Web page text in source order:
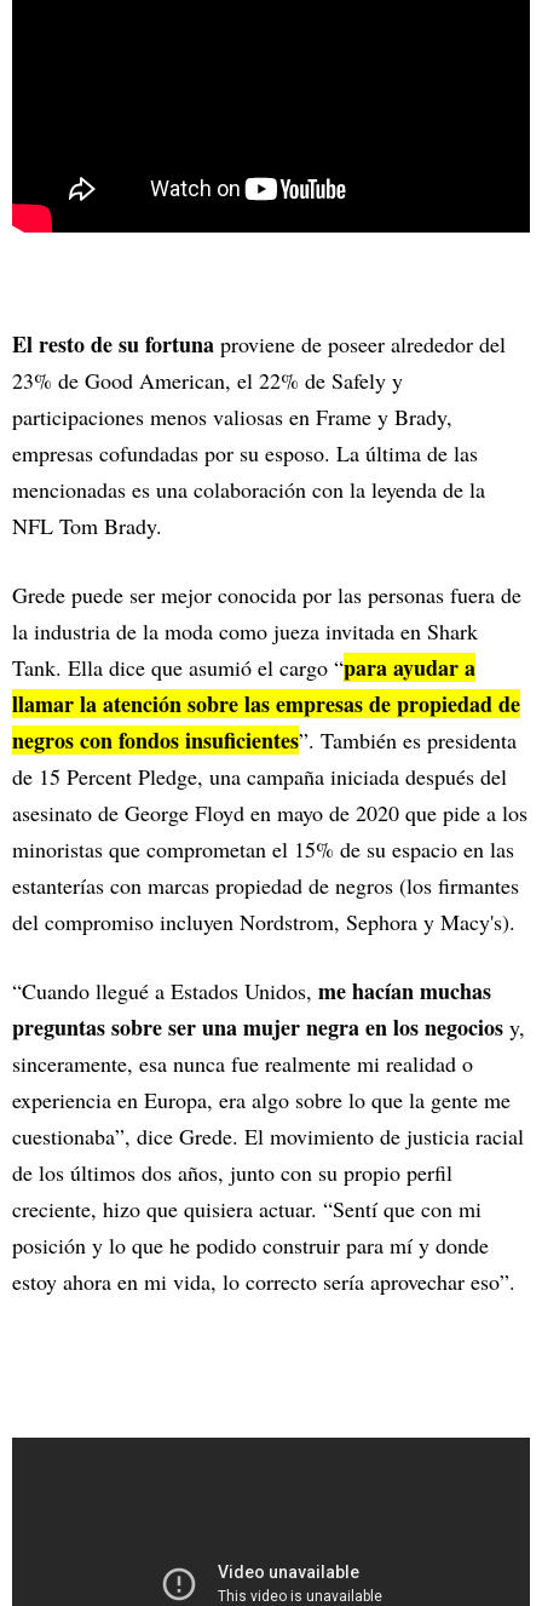
El resto de su fortuna proviene de poseer alrededor del
23% de Good American, el 22% de Safely y
participaciones menos valiosas en Frame y Brady,
empresas cofundadas por su esposo. La última de las
mencionadas es una colaboración con la leyenda de la
NFL Tom Brady.
Grede puede ser mejor conocida por las personas fuera de
la industria de la moda como jueza invitada en Shark
Tank. Ella dice que asumió el cargo “para ayudar a
llamar la atención sobre las empresas de propiedad de
negros con fondos insuficientes”. También es presidenta
de 15 Percent Pledge, una campaña iniciada después del
asesinato de George Floyd en mayo de 2020 que pide a los
minoristas que comprometan el 15% de su espacio en las
estanterías con marcas propiedad de negros (los firmantes
del compromiso incluyen Nordstrom, Sephora y Macy's).
“Cuando llegué a Estados Unidos, me hacían muchas
preguntas sobre ser una mujer negra en los negocios y,
sinceramente, esa nunca fue realmente mi realidad o
experiencia en Europa, era algo sobre lo que la gente me
cuestionaba”, dice Grede. El movimiento de justicia racial
de los últimos dos años, junto con su propio perfil
creciente, hizo que quisiera actuar. “Sentí que con mi
posición y lo que he podido construir para mí y donde
estoy ahora en mi vida, lo correcto sería aprovechar eso”.